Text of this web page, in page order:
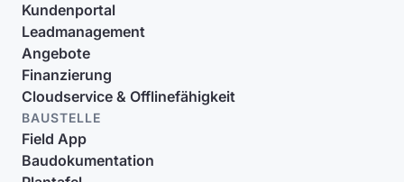
Kundenportal
Leadmanagement
Angebote
Finanzierung
Cloudservice & Offlinefähigkeit
BAUSTELLE
Field App
Baudokumentation